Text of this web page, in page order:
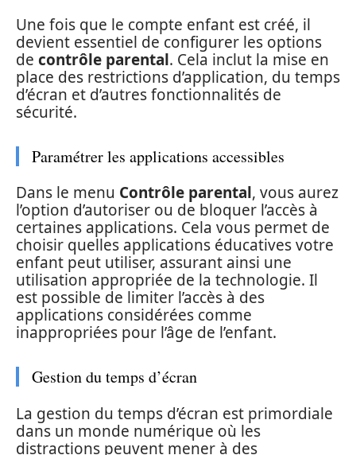
Une fois que le compte enfant est créé, il
devient essentiel de configurer les options
de contrôle parental. Cela inclut la mise en
place des restrictions d’application, du temps
d’écran et d’autres fonctionnalités de
sécurité.
Paramétrer les applications accessibles
Dans le menu Contrôle parental, vous aurez
l’option d’autoriser ou de bloquer l’accès à
certaines applications. Cela vous permet de
choisir quelles applications éducatives votre
enfant peut utiliser, assurant ainsi une
utilisation appropriée de la technologie. Il
est possible de limiter l’accès à des
applications considérées comme
inappropriées pour l’âge de l’enfant.
Gestion du temps d’écran
La gestion du temps d’écran est primordiale
dans un monde numérique où les
distractions peuvent mener à des